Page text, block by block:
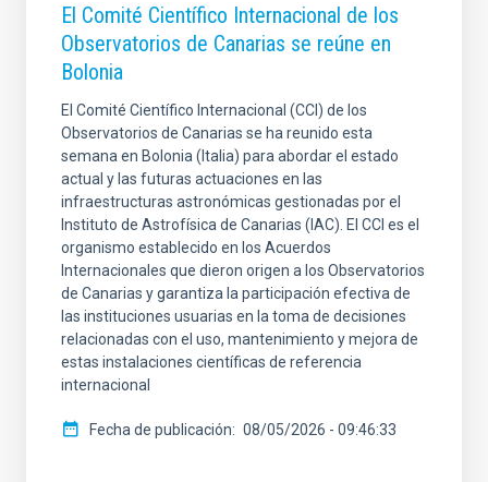
El Comité Científico Internacional de los
Observatorios de Canarias se reúne en
Bolonia
El Comité Científico Internacional (CCI) de los
Observatorios de Canarias se ha reunido esta
semana en Bolonia (Italia) para abordar el estado
actual y las futuras actuaciones en las
infraestructuras astronómicas gestionadas por el
Instituto de Astrofísica de Canarias (IAC). El CCI es el
organismo establecido en los Acuerdos
Internacionales que dieron origen a los Observatorios
de Canarias y garantiza la participación efectiva de
las instituciones usuarias en la toma de decisiones
relacionadas con el uso, mantenimiento y mejora de
estas instalaciones científicas de referencia
internacional
Fecha de publicación 08/05/2026 - 09:46:33